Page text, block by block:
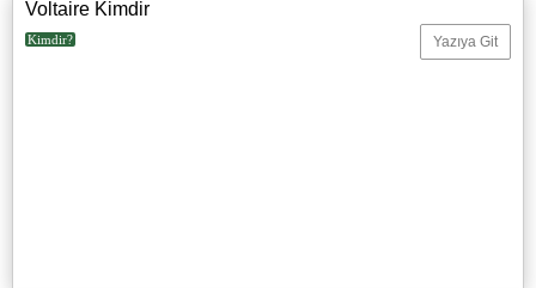
Voltaire Kimdir
Kimdir? Yazıya Git